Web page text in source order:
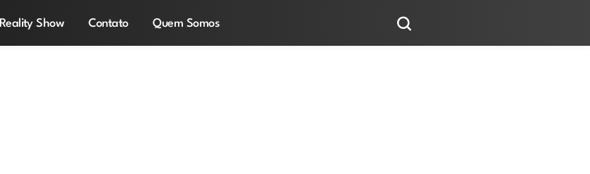
Reality Show Contato Quem Somos